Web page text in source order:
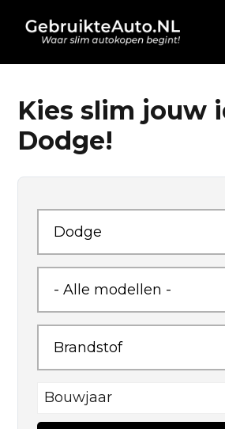
HOME
AUTO KOPEN
BLOG
WIE ZIJN WIJ
CONTACT
Kies slim jouw
Dodge!
Bouwjaar